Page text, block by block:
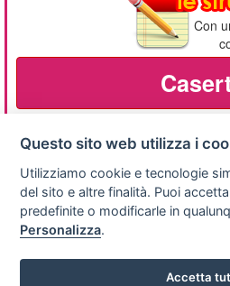
Con
Privacy
policy
Avviso
legale
Preferenze
Copyright ©
Questo sito web utilizza i
Utilizziamo cookie e tecnologie
del sito e altre finalità. Puoi
predefinite o modificarle in
Personalizza.
Accetta